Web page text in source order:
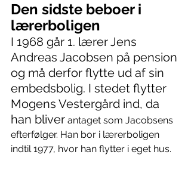
Den sidste beboer i
lærerboligen
I 1968 går 1. lærer Jens
Andreas Jacobsen på pension
og må derfor flytte ud af sin
embedsbolig. I stedet flytter
Mogens Vestergård ind, da
han bliver antaget som Jacobsens
efterfølger. Han bor i lærerboligen
indtil 1977, hvor han flytter i eget hus.